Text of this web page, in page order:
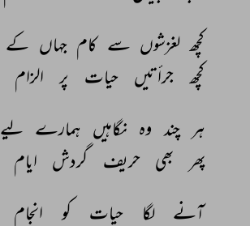
کچھ لغزشوں سے کام جہاں کے
کچھ
جرأتیں حیات پر الزام
ہر چند وہ نگاہیں ہمارے لیے
پھر
بھی حریف گردش ایام
آنے
لگا حیات کو انجام